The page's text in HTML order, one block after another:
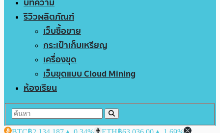
รีวิวผลิตภัณฑ์
เว็บซื้อขาย
กระเป๋าเก็บเหรียญ
เครื่องขุด
เว็บขุดแบบ Cloud Mining
ห้องเรียน